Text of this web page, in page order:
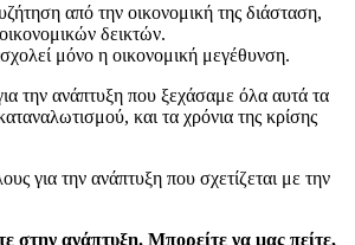
από την οικονομική της διάσταση,
δεικτών.
μόνο η οικονομική μεγέθυνση.
την ανάπτυξη που ξεχάσαμε όλα αυτά τα
και τα χρόνια της κρίσης
για την ανάπτυξη που σχετίζεται με την
ανάπτυξη. Μπορείτε να μας πείτε,